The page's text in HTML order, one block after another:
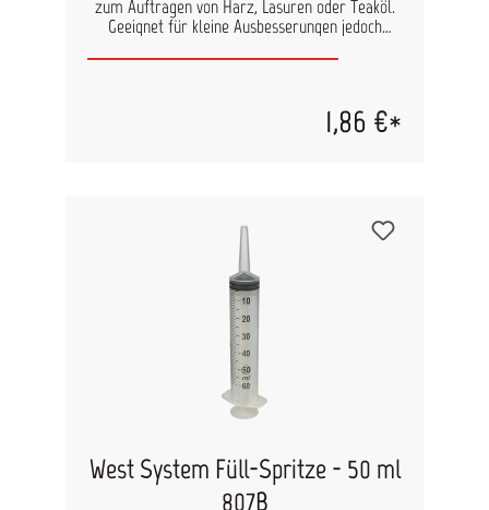
zum Auftragen von Harz, Lasuren oder Teaköl.
Geeignet für kleine Ausbesserungen jedoch
zum Verschlichten von Farbe nach dem
den mehrfachen Gebrauch vorgesehen.1,86 €*
West System Füll-Spritze - 50 ml
807B